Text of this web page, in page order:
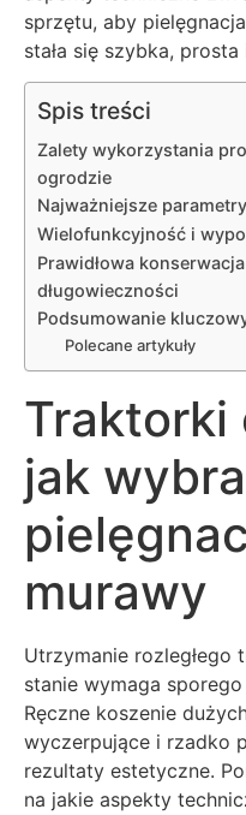
sprzętu, aby
stała się szybka,
Spis treści
Zalety wykorzystania
ogrodzie
Najważniejsze
Wielofunkcyjność i
Prawidłowa
długowieczności
Podsumowanie
Polecane artykuły
Traktorki
jak
murawy
Utrzymanie rozległego
stanie wymaga
Ręczne koszenie
wyczerpujące i rzadko
rezultaty estetyczne.
na jakie aspekty